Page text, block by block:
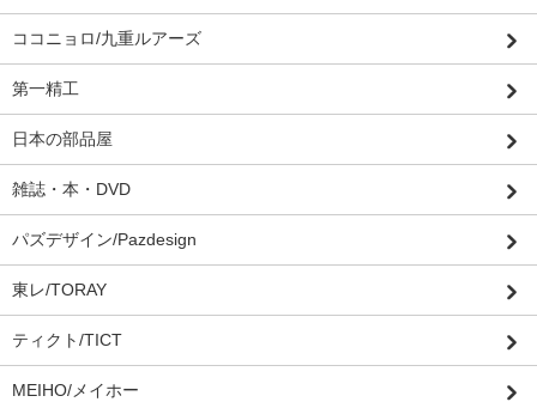
ココニョロ/九重ルアーズ
第一精工
日本の部品屋
雑誌・本・DVD
パズデザイン/Pazdesign
東レ/TORAY
ティクト/TICT
MEIHO/メイホー